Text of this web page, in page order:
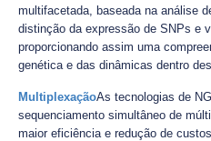
multifacetada, baseada na análise
distinção da expressão de SNPs e
proporcionando assim uma
genética e das dinâmicas dentro
MultiplexaçãoAs tecnologias de
sequenciamento simultâneo de
maior eficiência e redução de